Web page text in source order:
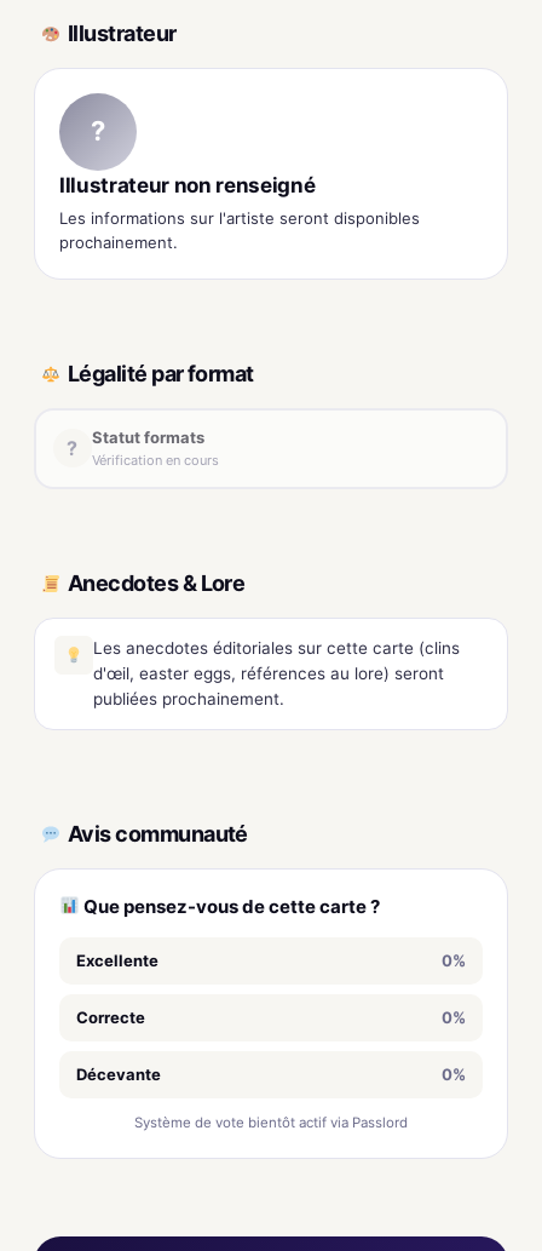
Illustrateur
?
Illustrateur non renseigné
Les informations sur l'artiste seront disponibles
prochainement.
Légalité par format
? Statut formats
Vérification en cours
Anecdotes & Lore
Les anecdotes éditoriales sur cette carte (clins
d'œil, easter eggs, références au lore) seront
publiées prochainement.
Avis communauté
Que pensez-vous de cette carte ?
Excellente 0%
Correcte 0%
Décevante 0%
Système de vote bientôt actif via Passlord